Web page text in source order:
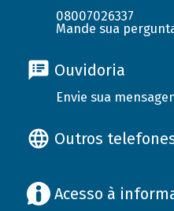
08007026337
Mande sua
Ouvidoria
Envie sua
Outros
Acesso à